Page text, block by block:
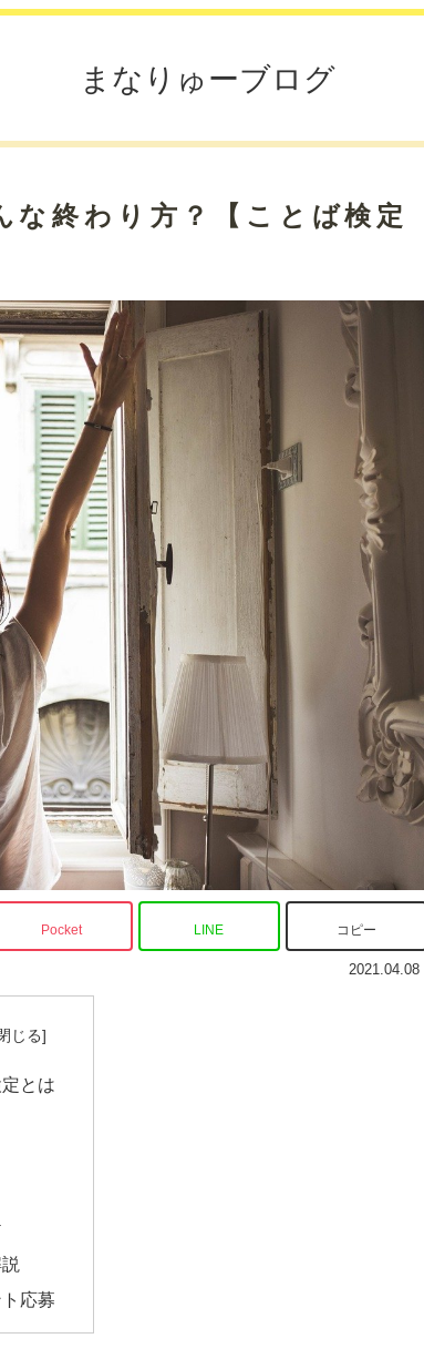
まなりゅーブログ
終わり方？【ことば検定
Pocket LINE コピー
2021.04.08
とは
応募